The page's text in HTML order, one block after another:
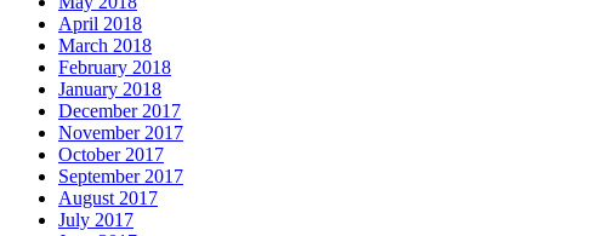
April 2018
March 2018
February 2018
January 2018
December 2017
November 2017
October 2017
September 2017
August 2017
July 2017